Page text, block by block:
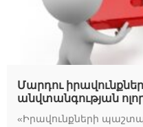
Մարդու
անվտանգության
«Իրավունքների